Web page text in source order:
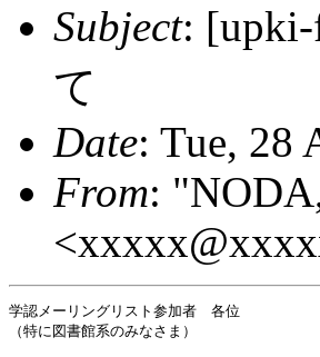
Subject:
て
Date: Tue, 28
From:
学認メーリングリスト参加者　各位
（特に図書館系のみなさま）